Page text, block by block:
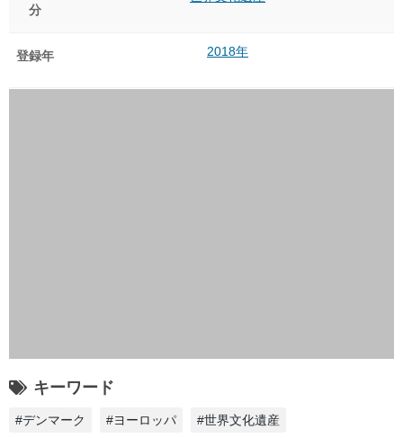
分
登録年 2018年
キーワード
#デンマーク #ヨーロッパ #世界文化遺産